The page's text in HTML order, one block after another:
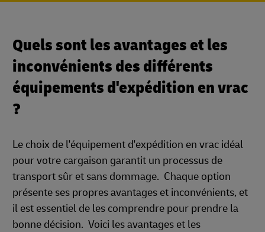
Quels sont les avantages et les
inconvénients des différents
équipements d'expédition en vrac
?
Le choix de l'équipement d'expédition en vrac idéal
pour votre cargaison garantit un processus de
transport sûr et sans dommage. Chaque option
présente ses propres avantages et inconvénients, et
il est essentiel de les comprendre pour prendre la
bonne décision. Voici les avantages et les